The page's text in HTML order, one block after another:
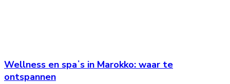
Wellness en spaʼs in Marokko: waar te
ontspannen